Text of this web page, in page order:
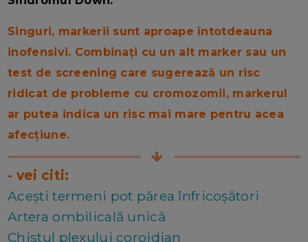
Singuri, markerii sunt aproape întotdeauna
inofensivi. Combinați cu un alt marker sau un
test de screening care sugerează un risc
ridicat de probleme cu cromozomii, markerul
ar putea indica un risc mai mare pentru acea
afecțiune.
- vei citi:
Acești termeni pot părea înfricoșători
Artera ombilicală unică
Chistul plexului coroidian